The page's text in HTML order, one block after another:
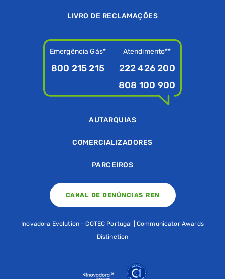
LIVRO DE RECLAMAÇÕES
Emergência Gás*
800 215 215
Atendimento**
222 426 200
808 100 900
AUTARQUIAS
COMERCIALIZADORES
PARCEIROS
CANAL DE DENÚNCIAS REN
Inovadora Evolution - COTEC Portugal | Communicator Awards
Distinction